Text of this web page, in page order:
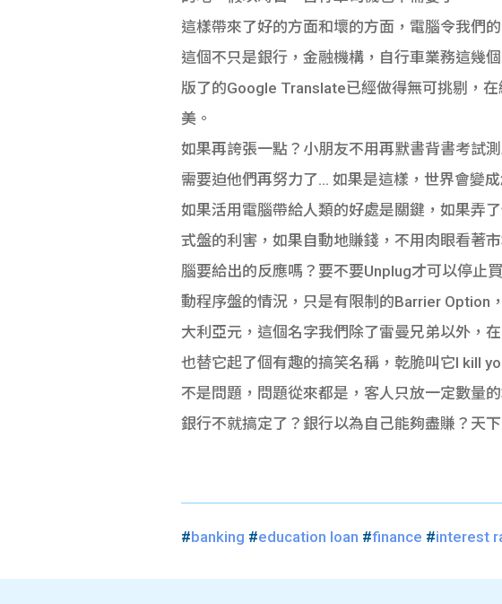
這樣帶來了好的方面和壞的方面，電腦令我們
這個不只是銀行，金融機構，自行車業務這幾
版了的Google Translate已經做得無可挑剔，
美。
如果再誇張一點？小朋友不用再默書背書考試
需要迫他們再努力了… 如果是這樣，世界會變
如果活用電腦帶給人類的好處是關鍵，如果弄
式盤的利害，如果自動地賺錢，不用肉眼看著
腦要給出的反應嗎？要不要Unplug才可以停止
動程序盤的情況，只是有限制的Barrier Option
大利亞元，這個名字我們除了雷曼兄弟以外，
也替它起了個有趣的搞笑名稱，乾脆叫它I kill
不是問題，問題從來都是，客人只放一定數量
銀行不就搞定了？銀行以為自己能夠盡賺？天下
#banking #education loan #finance #interest